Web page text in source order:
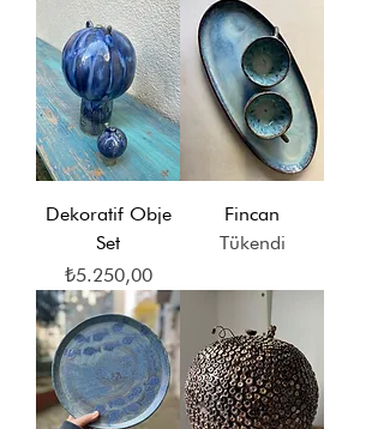
Dekoratif Obje
Set
Fiyat
₺5.250,00
Fincan
Tükendi